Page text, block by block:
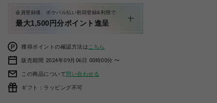
会員登録後、ポケパル払い初回登録&利用で
最大1,500円分ポイント進呈
獲得ポイントの確認方法は こちら
販売期間 2024年09月06日 00時00分 〜
この商品について問い合わせる
ギフト：ラッピング不可